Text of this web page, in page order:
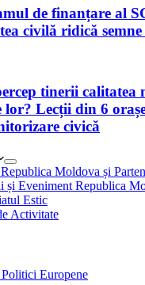
de finanțare al
civilă ridică
tinerii calitatea
lor? Lecții din 6
civică
Moldova și
și Eveniment Republica
Estic
Activitate